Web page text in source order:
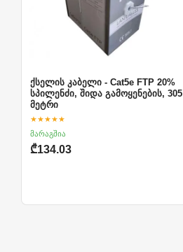
ქსელის კაბელი - Cat5e FTP 20%
სპილენძი, შიდა გამოყენების, 305
მეტრი
★★★★★
მარაგშია
₾134.03